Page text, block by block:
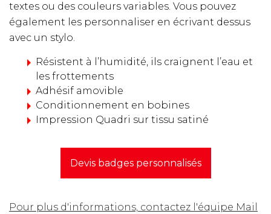
textes ou des couleurs variables. Vous pouvez
également les personnaliser en écrivant dessus
avec un stylo.
Résistent à l’humidité, ils craignent l’eau et
les frottements
Adhésif amovible
Conditionnement en bobines
Impression Quadri sur tissu satiné
Devis badges personnalisés
Pour plus d'informations, contactez l'équipe Mail